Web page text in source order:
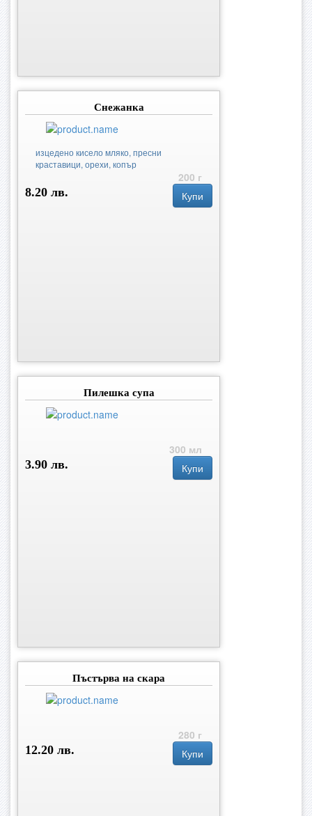
Снежанка
изцедено кисело мляко, пресни
краставици, орехи, копър
200 г
8.20 лв.
Купи
Пилешка супа
300 мл
3.90 лв.
Купи
Пъстърва на скара
280 г
12.20 лв.
Купи